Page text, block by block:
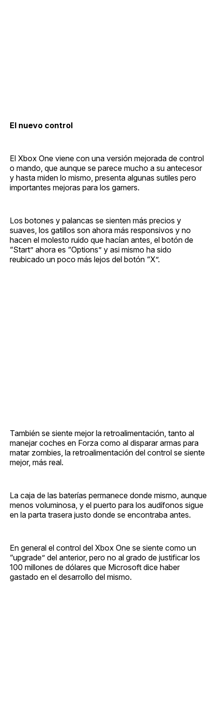
El nuevo control
El Xbox One viene con una versión mejorada de control
o mando, que aunque se parece mucho a su antecesor
y hasta miden lo mismo, presenta algunas sutiles pero
importantes mejoras para los gamers.
Los botones y palancas se sienten más precios y
suaves, los gatillos son ahora más responsivos y no
hacen el molesto ruido que hacían antes, el botón de
“Start” ahora es “Options” y asi mismo ha sido
reubicado un poco más lejos del botón “X”.
También se siente mejor la retroalimentación, tanto al
manejar coches en Forza como al disparar armas para
matar zombies, la retroalimentación del control se siente
mejor, más real.
La caja de las baterías permanece donde mismo, aunque
menos voluminosa, y el puerto para los audífonos sigue
en la parta trasera justo donde se encontraba antes.
En general el control del Xbox One se siente como un
“upgrade” del anterior, pero no al grado de justificar los
100 millones de dólares que Microsoft dice haber
gastado en el desarrollo del mismo.